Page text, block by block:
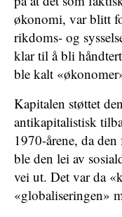
økonomi, var blitt
rikdoms- og
klar til å bli
ble kalt
Kapitalen støttet
antikapitalistisk
1970-årene, da
ble den lei av
vei ut. Det var da
«globaliseringen»